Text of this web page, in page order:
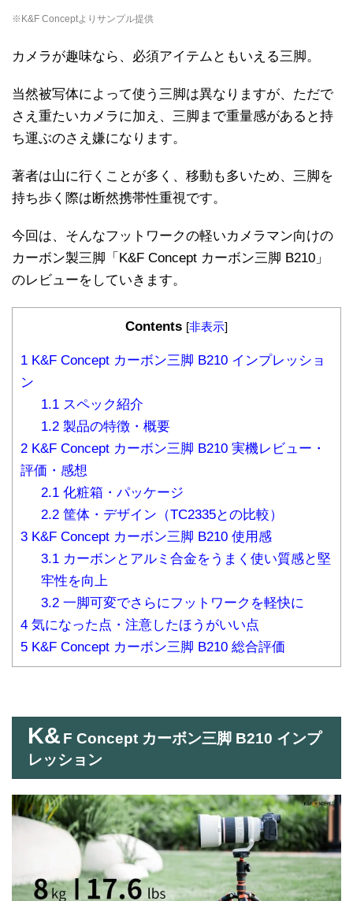
※K&F Conceptよりサンプル提供
カメラが趣味なら、必須アイテムともいえる三脚。
当然被写体によって使う三脚は異なりますが、ただで
さえ重たいカメラに加え、三脚まで重量感があると持
ち運ぶのさえ嫌になります。
著者は山に行くことが多く、移動も多いため、三脚を
持ち歩く際は断然携帯性重視です。
今回は、そんなフットワークの軽いカメラマン向けの
カーボン製三脚「K&F Concept カーボン三脚 B210」
のレビューをしていきます。
Contents [非表示]
1 K&F Concept カーボン三脚 B210 インプレッショ
ン
1.1スペック紹介
1.2製品の特徴・概要
2 K&F Concept カーボン三脚 B210 実機レビュー・
評価・感想
2.1化粧箱・パッケージ
2.2筐体・デザイン（TC2335との比較）
3 K&F Concept カーボン三脚 B210 使用感
3.1カーボンとアルミ合金をうまく使い質感と堅
牢性を向上
3.2一脚可変でさらにフットワークを軽快に
4 気になった点・注意したほうがいい点
5 K&F Concept カーボン三脚 B210 総合評価
K& F Concept カーボン三脚 B210 インプ
レッション